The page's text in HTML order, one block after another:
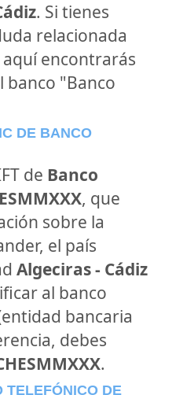
. Si tienes
relacionada
aquí encontrarás
banco "Banco
DE BANCO
de Banco
, que
sobre la
el país
Algeciras - Cádiz
al banco
bancaria
debes
.
TELEFÓNICO DE